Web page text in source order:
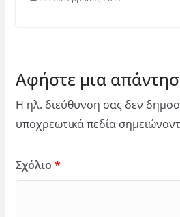
Αφήστε μια
Η ηλ. διεύθυνση σας δεν
υποχρεωτικά πεδία
Σχόλιο *